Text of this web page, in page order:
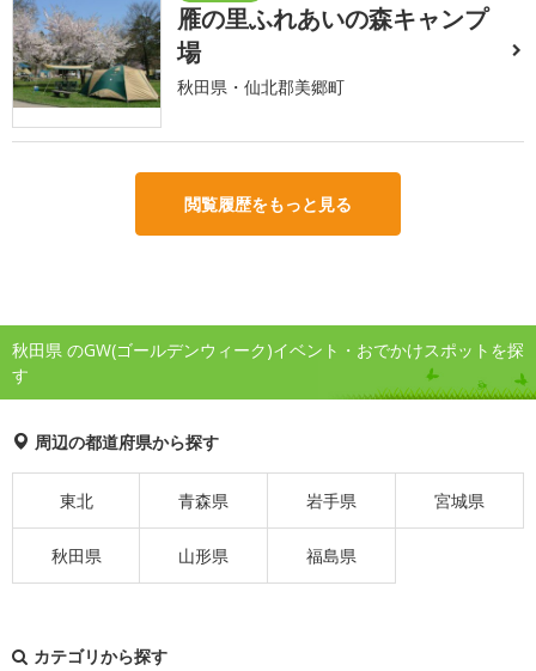
雁の里ふれあいの森キャンプ
場
秋田県・仙北郡美郷町
閲覧履歴をもっと見る
秋田県 のGW(ゴールデンウィーク)イベント・おでかけスポットを探
す
周辺の都道府県から探す
東北 青森県 岩手県 宮城県
秋田県 山形県 福島県
カテゴリから探す